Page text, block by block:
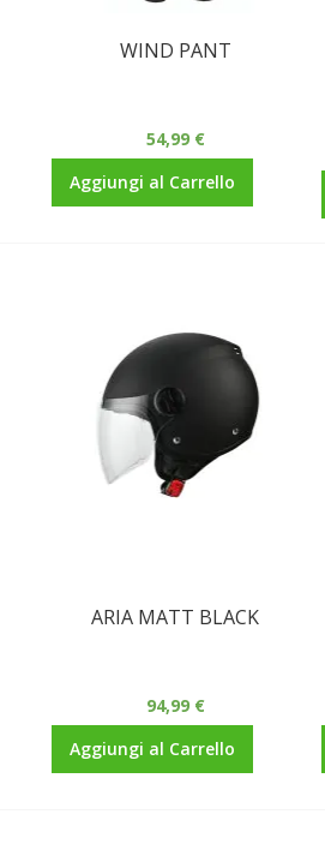
WIND PANT
54,99 €
Aggiungi al Carrello
ARIA MATT BLACK
94,99 €
Aggiungi al Carrello